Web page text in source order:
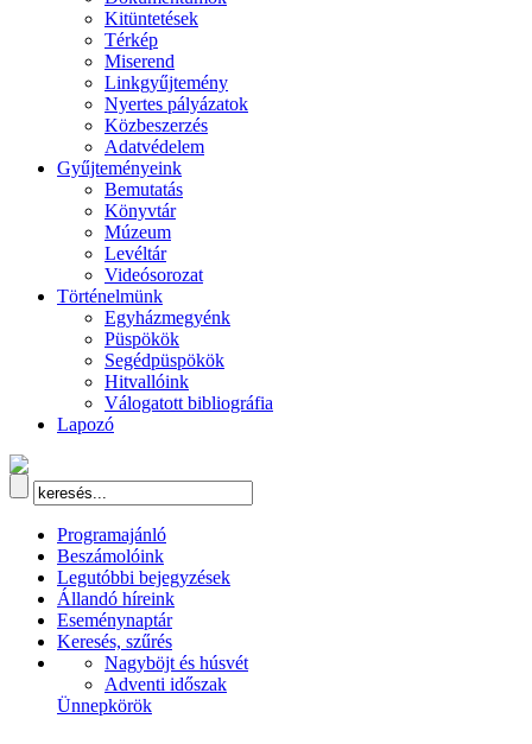
Kitüntetések
Térkép
Miserend
Linkgyűjtemény
Nyertes pályázatok
Közbeszerzés
Adatvédelem
Gyűjteményeink
Bemutatás
Könyvtár
Múzeum
Levéltár
Videósorozat
Történelmünk
Egyházmegyénk
Püspökök
Segédpüspökök
Hitvallóink
Válogatott bibliográfia
Lapozó
Programajánló
Beszámolóink
Legutóbbi bejegyzések
Állandó híreink
Eseménynaptár
Keresés, szűrés
Nagyböjt és húsvét
Adventi időszak
Ünnepkörök